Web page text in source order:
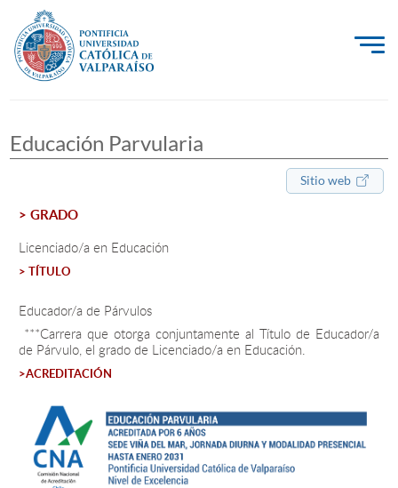
Investigación, Creación e Innovación
Vinculación con el Medio
Admisión
Pregrado
Postgrado
Estudiantes
Académicos
Educación Parvularia
Sitio web
> GRADO
Licenciado/a en Educación
> TÍTULO
Educador/a de Párvulos
***Carrera que otorga conjuntamente al Título de Educador/a
de Párvulo, el grado de Licenciado/a en Educación.
>ACREDITACIÓN